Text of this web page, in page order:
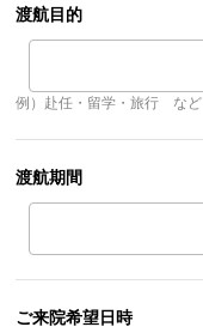
渡航目的
例）赴任・留学・旅行 など
渡航期間
ご来院希望日時